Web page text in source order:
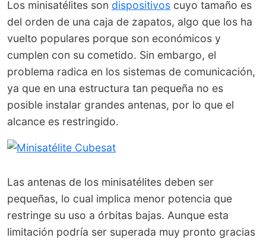
Los minisatélites son dispositivos cuyo tamaño es
del orden de una caja de zapatos, algo que los ha
vuelto populares porque son económicos y
cumplen con su cometido. Sin embargo, el
problema radica en los sistemas de comunicación,
ya que en una estructura tan pequeña no es
posible instalar grandes antenas, por lo que el
alcance es restringido.
Las antenas de los minisatélites deben ser
pequeñas, lo cual implica menor potencia que
restringe su uso a órbitas bajas. Aunque esta
limitación podría ser superada muy pronto gracias